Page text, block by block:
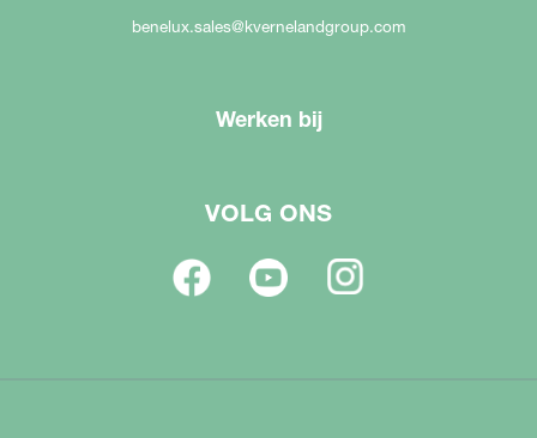
benelux.sales@kvernelandgroup.com
Werken bij
VOLG ONS